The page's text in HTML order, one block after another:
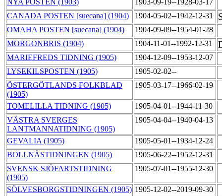
NYA POSTEN (1903)
1903-09-19--1928-03-17
CANADA POSTEN [suecana] (1904)
1904-05-02--1942-12-31
OMAHA POSTEN [suecana] (1904)
1904-09-09--1954-01-28
MORGONBRIS (1904)
1904-11-01--1992-12-31
MARIEFREDS TIDNING (1905)
1904-12-09--1953-12-07
LYSEKILSPOSTEN (1905)
1905-02-02--
ÖSTERGÖTLANDS FOLKBLAD
(1905)
1905-03-17--1966-02-19
TOMELILLA TIDNING (1905)
1905-04-01--1944-11-30
VÄSTRA SVERGES
LANTMANNATIDNING (1905)
1905-04-04--1940-04-13
GEVALIA (1905)
1905-05-01--1934-12-24
BOLLNÄSTIDNINGEN (1905)
1905-06-22--1952-12-31
SVENSK SJÖFARTSTIDNING
(1905)
1905-07-01--1955-12-30
SÖLVESBORGSTIDNINGEN (1905) 1905-12-02--2019-09-30